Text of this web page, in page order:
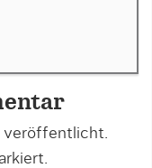
veröffentlicht.